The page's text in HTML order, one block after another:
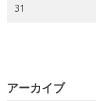
31
アーカイブ